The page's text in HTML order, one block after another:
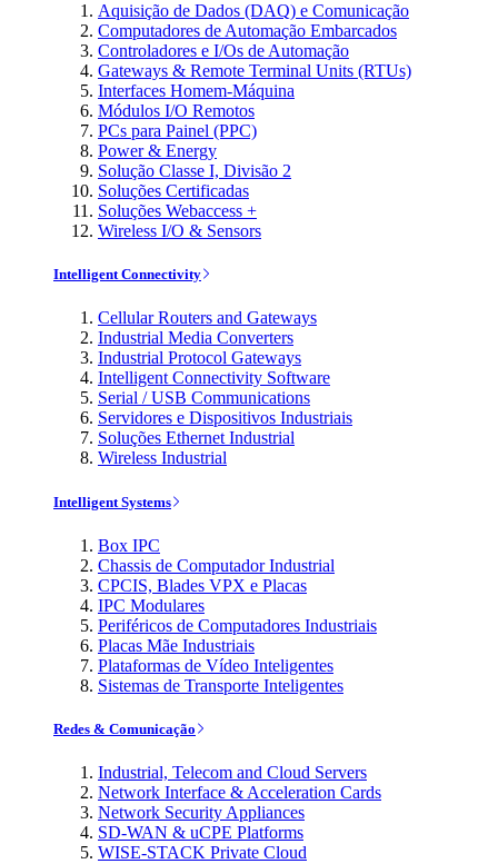
Aquisição de Dados (DAQ) e Comunicação
Computadores de Automação Embarcados
Controladores e I/Os de Automação
Gateways & Remote Terminal Units (RTUs)
Interfaces Homem-Máquina
Módulos I/O Remotos
PCs para Painel (PPC)
Power & Energy
Solução Classe I, Divisão 2
Soluções Certificadas
Soluções Webaccess +
Wireless I/O & Sensors
Intelligent Connectivity
Cellular Routers and Gateways
Industrial Media Converters
Industrial Protocol Gateways
Intelligent Connectivity Software
Serial / USB Communications
Servidores e Dispositivos Industriais
Soluções Ethernet Industrial
Wireless Industrial
Intelligent Systems
Box IPC
Chassis de Computador Industrial
CPCIS, Blades VPX e Placas
IPC Modulares
Periféricos de Computadores Industriais
Placas Mãe Industriais
Plataformas de Vídeo Inteligentes
Sistemas de Transporte Inteligentes
Redes & Comunicação
Industrial, Telecom and Cloud Servers
Network Interface & Acceleration Cards
Network Security Appliances
SD-WAN & uCPE Platforms
WISE-STACK Private Cloud